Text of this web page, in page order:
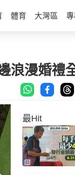
體育 大灣區 專
浪漫婚禮
最Hit